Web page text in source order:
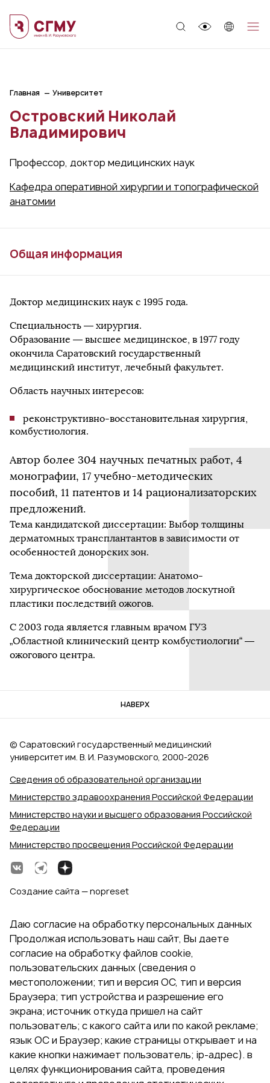
Главная Университет
Островский Николай
Владимирович
Профессор, доктор медицинских наук
Кафедра оперативной хирургии и топографической
анатомии
Общая информация
Доктор медицинских наук с 1995 года.
Специальность — хирургия.
Образование — высшее медицинское, в 1977 году
окончила Саратовский государственный
медицинский институт, лечебный факультет.
Область научных интересов:
реконструктивно-восстановительная хирургия,
комбустиология.
Автор более 304 научных печатных работ, 4
монографии, 17 учебно-методических
пособий, 11 патентов и 14 рационализаторских
предложений.
Тема кандидатской диссертации: Выбор толщины
дерматомных трансплантантов в зависимости от
особенностей донорских зон.
Тема докторской диссертации: Анатомо-
хирургическое обоснование методов лоскутной
пластики последствий ожогов.
С 2003 года является главным врачом ГУЗ
„Областной клинический центр комбустиологии“ —
ожогового центра.
НАВЕРХ
Сведения об образовательной организации
Министерство здравоохранения Российской Федерации
Министерство науки и высшего образования Российской
Федерации
Министерство просвещения Российской Федерации
© Саратовский государственный медицинский
университет им. В. И. Разумовского, 2000‑2026
Создание сайта — nopreset
Даю согласие на обработку персональных данных
Продолжая использовать наш сайт, Вы даете
согласие на обработку файлов cookie,
пользовательских данных (сведения о
местоположении; тип и версия ОС, тип и версия
Браузера; тип устройства и разрешение его
экрана; источник откуда пришел на сайт
пользователь; с какого сайта или по какой рекламе;
язык ОС и Браузер; какие страницы открывает и на
какие кнопки нажимает пользователь; ip-адрес). в
целях функционирования сайта, проведения